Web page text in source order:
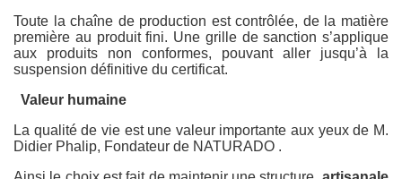
Toute la chaîne de production est contrôlée, de la matière
première au produit fini. Une grille de sanction s’applique
aux produits non conformes, pouvant aller jusqu’à la
suspension définitive du certificat.
Valeur humaine
La qualité de vie est une valeur importante aux yeux de M.
Didier Phalip, Fondateur de NATURADO .